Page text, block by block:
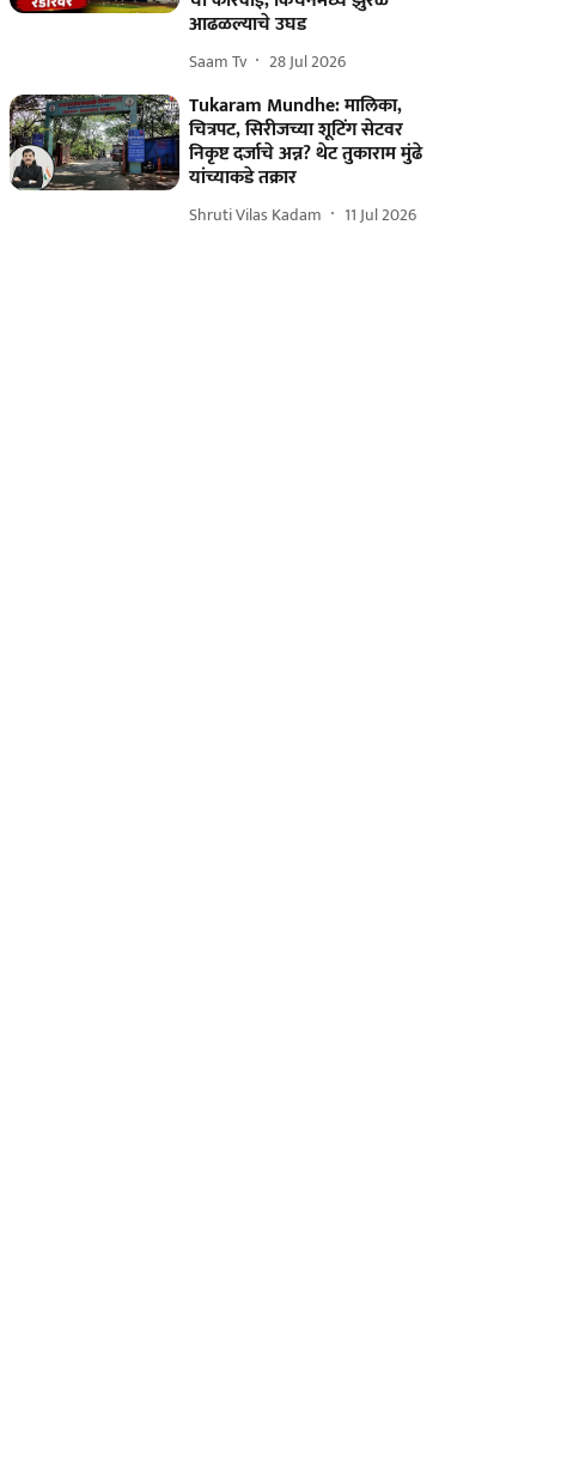
आढळल्याचे उघड
Saam Tv 28 Jul 2026
Tukaram Mundhe: मालिका,
चित्रपट, सिरीजच्या शूटिंग सेटवर
निकृष्ट दर्जाचे अन्न? थेट तुकाराम मुंढे
यांच्याकडे तक्रार
Shruti Vilas Kadam 11 Jul 2026